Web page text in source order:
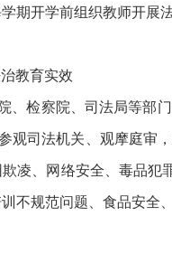
期开学前组织教师开
教育实效
检察院、司法局等部
观司法机关、观摩庭审
凌、网络安全、毒品
不规范问题、食品安